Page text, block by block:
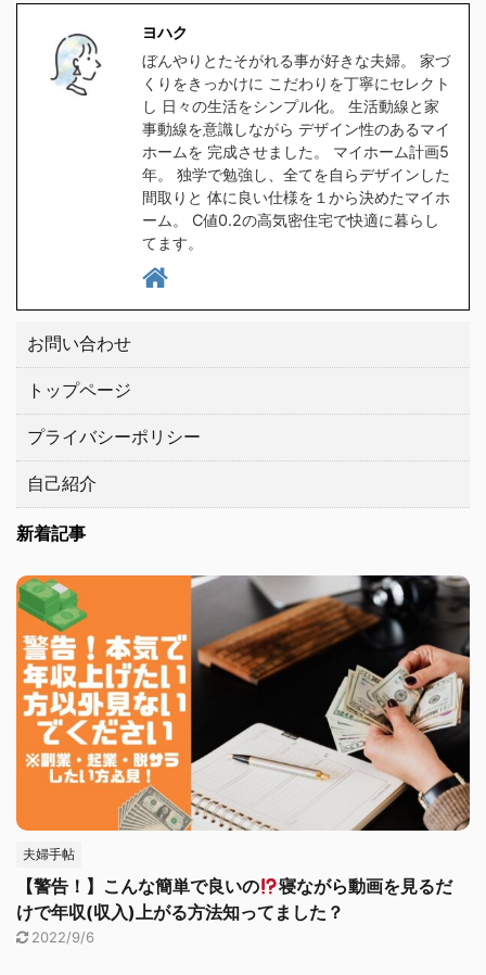
食洗器対応の水筒を探し
たのですが、意外と種類
が無く苦戦しました。
1時間程スマホをポチポ
チして探した所、大手ブ
ランドの中から２つ見つ
けましたので、皆さんに
もご紹介したい ...
い。 クリックしてプラン
を貰う。 高気密住宅と
は ヨハク簡単に言うと
スキマの無い家です 普
通に ...
ヨハク
ぼんやりとたそがれる事が好きな夫婦。 家づ
くりをきっかけに こだわりを丁寧にセレクト
し 日々の生活をシンプル化。 生活動線と家
事動線を意識しながら デザイン性のあるマイ
ホームを 完成させました。 マイホーム計画5
年。 独学で勉強し、全てを自らデザインした
間取りと 体に良い仕様を１から決めたマイホ
ーム。 C値0.2の高気密住宅で快適に暮らし
てます。
お問い合わせ
トップページ
プライバシーポリシー
自己紹介
新着記事
夫婦手帖
【警告！】こんな簡単で良いの
寝ながら動画を見るだ
けで年収(収入)上がる方法知ってました？
2022/9/6